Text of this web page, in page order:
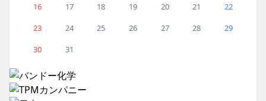
16
17 18 19 20 21
22
23
24 25 26 27 28
29
30
31